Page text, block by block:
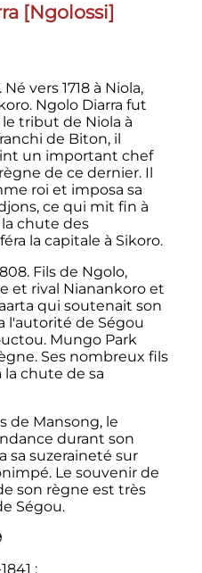
[Ngolossi]
Né vers 1718 à Niola,
Ngolo Diarra fut
tribut de Niola à
de Biton, il
un important chef
de ce dernier. Il
roi et imposa sa
ce qui mit fin à
chute des
la capitale à Sikoro.
Fils de Ngolo,
et rival Nianankoro et
qui soutenait son
l'autorité de Ségou
Mungo Park
Ses nombreux fils
chute de sa
de Mansong, le
durant son
sa suzeraineté sur
Le souvenir de
son règne est très
Ségou.
;